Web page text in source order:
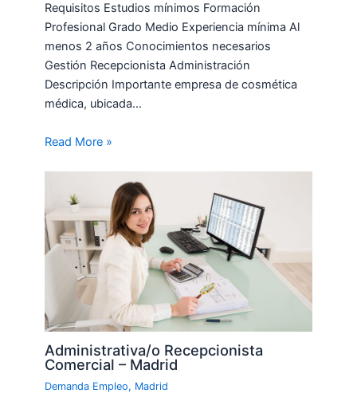
Requisitos Estudios mínimos Formación
Profesional Grado Medio Experiencia mínima Al
menos 2 años Conocimientos necesarios
Gestión Recepcionista Administración
Descripción Importante empresa de cosmética
médica, ubicada…
Read More »
Administrativa/o Recepcionista
Comercial – Madrid
Demanda Empleo, Madrid